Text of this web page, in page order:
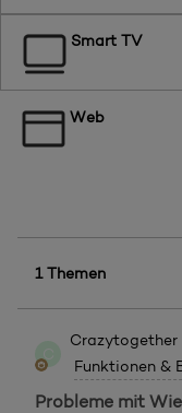
Smart TV
Web
1 Themen
Crazytogether
Funktionen &
Probleme mit